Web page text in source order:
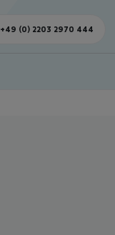
+49 (0) 2203 2970 444